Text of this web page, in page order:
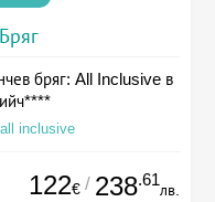
бряг: All Inclusive в
inclusive
122€ / 238.61
лв.